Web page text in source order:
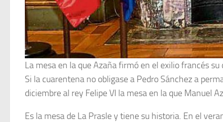
La mesa en la que Azaña firmó en el exilio francés
Si la cuarentena no obligase a Pedro Sánchez a
diciembre al rey Felipe VI la mesa en la que Manuel
Es la mesa de La Prasle y tiene su historia. En el